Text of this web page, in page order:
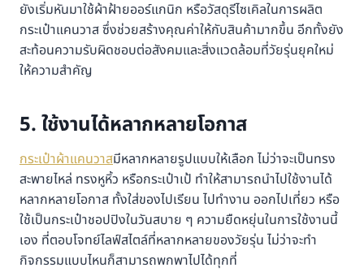
ยังเริ่มหันมาใช้ผ้าฝ้ายออร์แกนิก หรือวัสดุรีไซเคิลในการผลิต
กระเป๋าแคนวาส ซึ่งช่วยสร้างคุณค่าให้กับสินค้ามากขึ้น อีกทั้งยัง
สะท้อนความรับผิดชอบต่อสังคมและสิ่งแวดล้อมที่วัยรุ่นยุคใหม่
ให้ความสำคัญ
5. ใช้งานได้หลากหลายโอกาส
กระเป๋าผ้าแคนวาสมีหลากหลายรูปแบบให้เลือก ไม่ว่าจะเป็นทรง
สะพายไหล่ ทรงหูหิ้ว หรือกระเป๋าเป้ ทำให้สามารถนำไปใช้งานได้
หลากหลายโอกาส ทั้งใส่ของไปเรียน ไปทำงาน ออกไปเที่ยว หรือ
ใช้เป็นกระเป๋าชอปปิงในวันสบาย ๆ ความยืดหยุ่นในการใช้งานนี้
เอง ที่ตอบโจทย์ไลฟ์สไตล์ที่หลากหลายของวัยรุ่น ไม่ว่าจะทำ
กิจกรรมแบบไหนก็สามารถพกพาไปได้ทุกที่